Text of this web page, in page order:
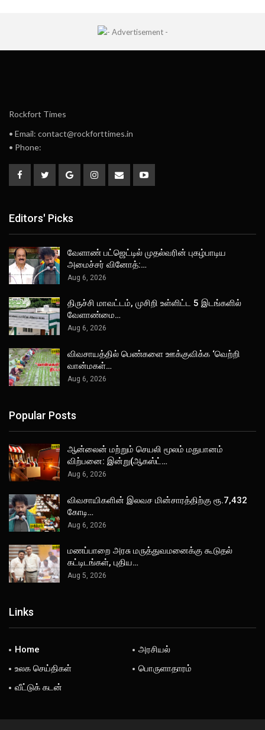
Rockfort Times
• Email: contact@rockforttimes.in
• Phone:
Editors' Picks
வேளாண் பட்ஜெட்டில் முதல்வரின் புகழ்பாடிய
அமைச்சர் வினோத்:…
Aug 6, 2026
திருச்சி மாவட்டம், முசிறி உள்ளிட்ட 5 இடங்களில்
வேளாண்மை…
Aug 6, 2026
விவசாயத்தில் பெண்களை ஊக்குவிக்க ‘வெற்றி
வான்மகள்…
Aug 6, 2026
Popular Posts
ஆன்லைன் மற்றும் செயலி மூலம் மதுபானம்
விற்பனை: இன்று(ஆகஸ்ட்…
Aug 6, 2026
விவசாயிகளின் இலவச மின்சாரத்திற்கு ரூ.7,432
கோடி…
Aug 6, 2026
மணப்பாறை அரசு மருத்துவமனைக்கு கூடுதல்
கட்டிடங்கள், புதிய…
Aug 5, 2026
Links
Home
அரசியல்
உலக செய்திகள்
பொருளாதாரம்
வீட்டுக் கடன்